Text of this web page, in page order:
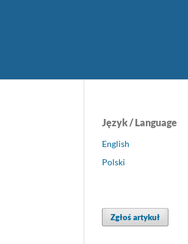
Język / Language
English
Polski
Zgłoś artykuł